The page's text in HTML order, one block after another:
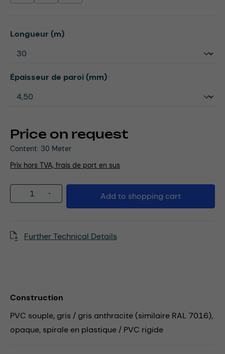
Price on request
Content: 30 Meter
Prix hors TVA, frais de port en sus
Select
Longueur (m)
Select
Épaisseur de paroi (mm)
Product Quantity: Enter the desired
Add to shopping cart
Further Technical Details
Construction
PVC souple, gris / gris anthracite (similaire RAL 7016),
opaque, spirale en plastique / PVC rigide